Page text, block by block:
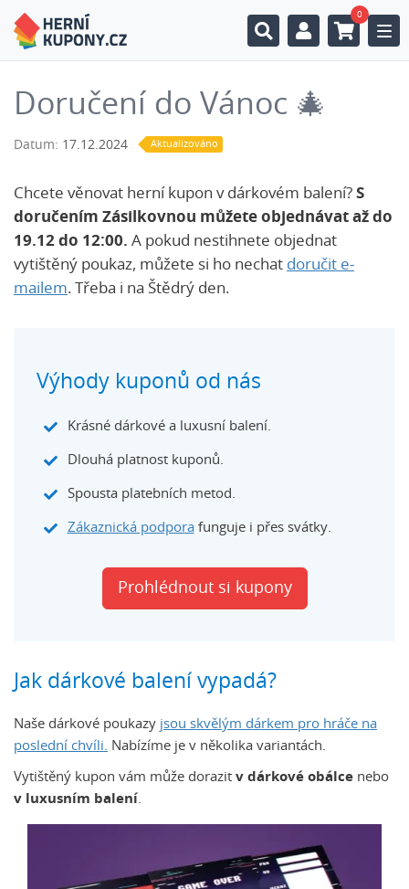
0
Doručení do Vánoc 🎄
Datum: 17.12.2024 Aktualizováno
Chcete věnovat herní kupon v dárkovém balení? S
doručením Zásilkovnou můžete objednávat až do
19.12 do 12:00. A pokud nestihnete objednat
vytištěný poukaz, můžete si ho nechat doručit e-
mailem. Třeba i na Štědrý den.
Výhody kuponů od nás
Krásné dárkové a luxusní balení.
Dlouhá platnost kuponů.
Spousta platebních metod.
Zákaznická podpora funguje i přes svátky.
Prohlédnout si kupony
Jak dárkové balení vypadá?
Naše dárkové poukazy jsou skvělým dárkem pro hráče na
poslední chvíli. Nabízíme je v několika variantách.
Vytištěný kupon vám může dorazit v dárkové obálce nebo
v luxusním balení.